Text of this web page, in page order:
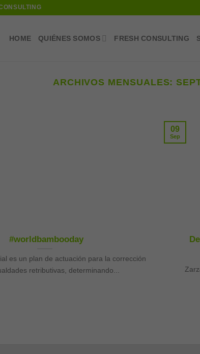
HOME QUIÉNES SOMOS FRESH CONSULTING
ARCHIVOS MENSUALES:
#worldbambooday
es un plan de actuación para la corrección
retributivas, determinando...
09
Sep